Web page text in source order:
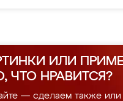
ИЛИ
ЧТО НРАВИТСЯ?
— сделаем также или